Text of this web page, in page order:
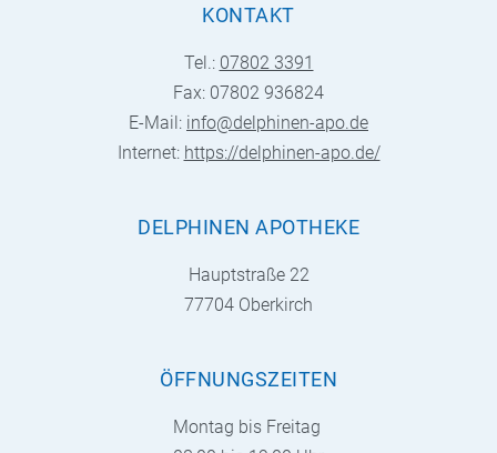
KONTAKT
Tel.: 07802 3391
Fax: 07802 936824
E-Mail: info@delphinen-apo.de
Internet: https://delphinen-apo.de/
DELPHINEN APOTHEKE
Hauptstraße 22
77704 Oberkirch
ÖFFNUNGSZEITEN
Montag bis Freitag